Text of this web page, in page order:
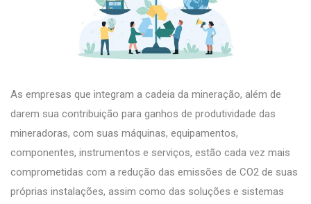
As empresas que integram a cadeia da mineração, além de
darem sua contribuição para ganhos de produtividade das
mineradoras, com suas máquinas, equipamentos,
componentes, instrumentos e serviços, estão cada vez mais
comprometidas com a redução das emissões de CO2 de suas
próprias instalações, assim como das soluções e sistemas